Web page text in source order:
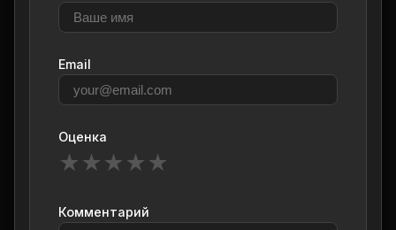
Email
Оценка
★ ★ ★ ★ ★
Комментарий